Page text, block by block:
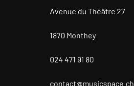
Avenue du Théâtre 27
1870 Monthey
024 471 91 80
contact@musicspace.ch